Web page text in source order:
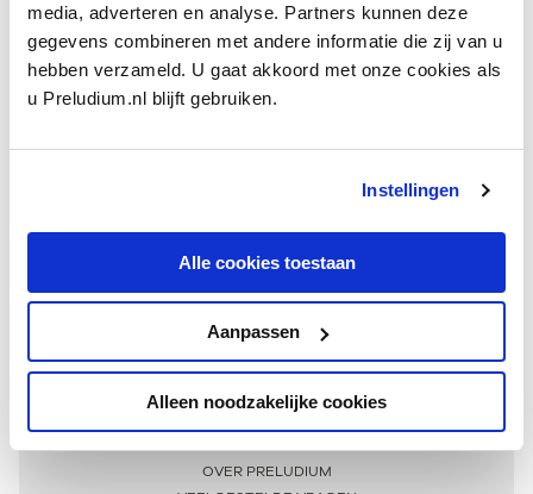
media, adverteren en analyse. Partners kunnen deze
gegevens combineren met andere informatie die zij van u
hebben verzameld. U gaat akkoord met onze cookies als
u Preludium.nl blijft gebruiken.
Instellingen
Alle cookies toestaan
Aanpassen
Alleen noodzakelijke cookies
Meer informatie
OVER PRELUDIUM